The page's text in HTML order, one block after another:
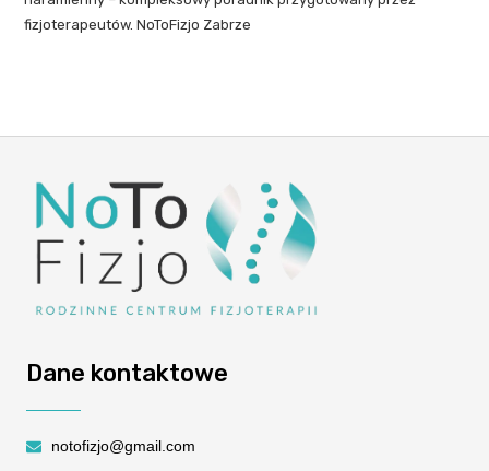
fizjoterapeutów. NoToFizjo Zabrze
Dane kontaktowe
notofizjo@gmail.com